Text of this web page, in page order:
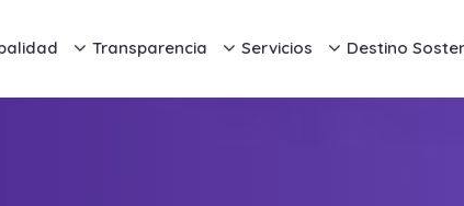
Transparencia Servicios Destino